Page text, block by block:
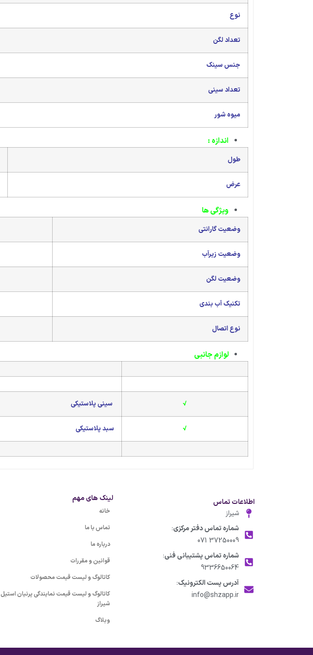
نوع
تعداد لگن
جنس سینک
تعداد سینی
میوه شور
اندازه :
طول
عرض
ویژگی ها
وضعیت گارانتی
وضعیت زیرآب
وضعیت لگن
تکنیک آب بندی
نوع اتصال
لوازم جانبی
√ سینی پلاستیکی
√ سبد پلاستیکی
اطلاعات تماس
شیراز
شماره تماس دفتر مرکزی:
37250009 071
شماره تماس پشتیبانی فنی:
9336650064
آدرس پست الکترونیک:
info@shzapp.ir
لینک های مهم
خانه
تماس با ما
درباره ما
قوانین و مقررات
کاتالوگ و لیست قیمت محصولات
کاتالوگ و لیست قیمت نمایندگی پرنیان استیل
شیراز
وبلاگ